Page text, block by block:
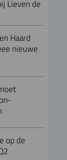
Lieven de
Haard
nieuwe
op de